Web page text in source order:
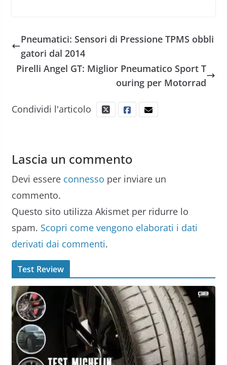
Pneumatici: Sensori di Pressione TPMS obbli
gatori dal 2014
Pirelli Angel GT: Miglior Pneumatico Sport T
ouring per Motorrad
Condividi l'articolo
Lascia un commento
Devi essere connesso per inviare un
commento.
Questo sito utilizza Akismet per ridurre lo
spam. Scopri come vengono elaborati i dati
derivati dai commenti.
Test Review